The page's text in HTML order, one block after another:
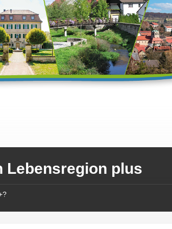
Lebensregion plus